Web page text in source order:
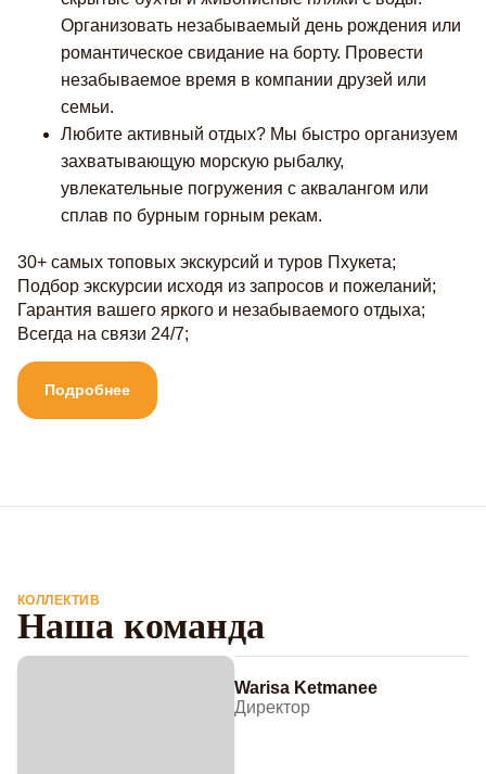
Организовать незабываемый день рождения или
романтическое свидание на борту. Провести
незабываемое время в компании друзей или
семьи.
Любите активный отдых? Мы быстро организуем
захватывающую морскую рыбалку,
увлекательные погружения с аквалангом или
сплав по бурным горным рекам.
30+ самых топовых экскурсий и туров Пхукета;
Подбор экскурсии исходя из запросов и пожеланий;
Гарантия вашего яркого и незабываемого отдыха;
Всегда на связи 24/7;
Подробнее
КОЛЛЕКТИВ
Наша команда
Warisa Ketmanee
Директор